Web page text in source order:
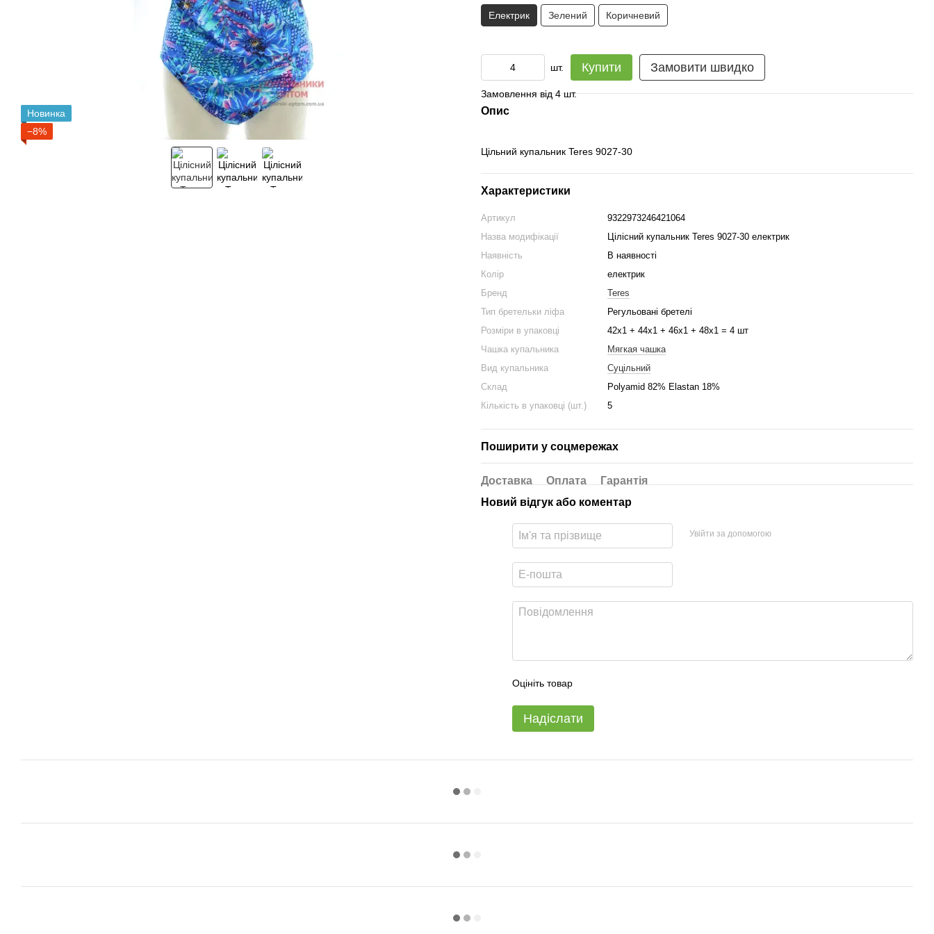
Новинка
−8%
Електрик Зелений Коричневий
шт. Купити Замовити швидко
Замовлення від 4 шт.
Опис
Цільний купальник Teres 9027-30
Характеристики
Артикул
9322973246421064
Назва модифікації
Цілісний купальник Teres 9027-30 електрик
Наявність
В наявності
Колір
електрик
Бренд
Teres
Тип бретельки ліфа
Регульовані бретелі
Розміри в упаковці
42x1 + 44x1 + 46x1 + 48x1 = 4 шт
Чашка купальника
Мягкая чашка
Вид купальника
Суцільний
Склад
Polyamid 82% Elastan 18%
Кількість в упаковці (шт.)
5
Поширити у соцмережах
Доставка Оплата
Гарантія
Новий відгук або коментар
Увійти за допомогою
Оцініть товар
Надіслати